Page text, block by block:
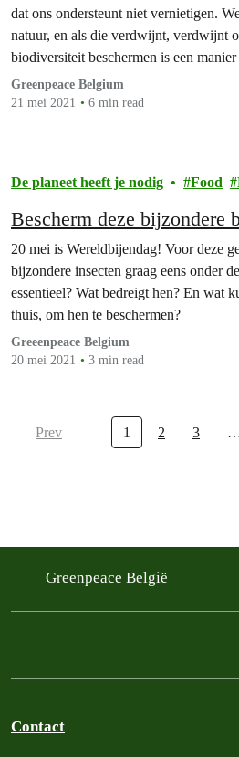
dat ons ondersteunt niet vernietigen.
natuur, en als die verdwijnt, verdwijnt
biodiversiteit beschermen is een
Greenpeace Belgium
21 mei 2021
6 min read
De planeet heeft je nodig Food
Bescherm deze bijzondere
20 mei is Wereldbijendag! Voor deze
bijzondere insecten graag eens onder
essentieel? Wat bedreigt hen? En wat
thuis, om hen te beschermen?
Greeenpeace Belgium
20 mei 2021
3 min read
Prev 1 2 3
Greenpeace België
Contact